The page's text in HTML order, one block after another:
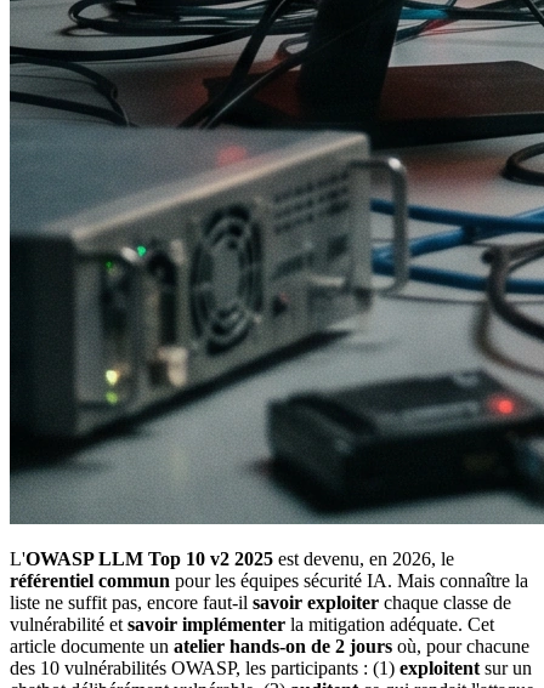
L'OWASP LLM Top 10 v2 2025 est devenu, en 2026, le
référentiel commun pour les équipes sécurité IA. Mais connaître la
liste ne suffit pas, encore faut-il savoir exploiter chaque classe de
vulnérabilité et savoir implémenter la mitigation adéquate. Cet
article documente un atelier hands-on de 2 jours où, pour chacune
des 10 vulnérabilités OWASP, les participants : (1) exploitent sur un